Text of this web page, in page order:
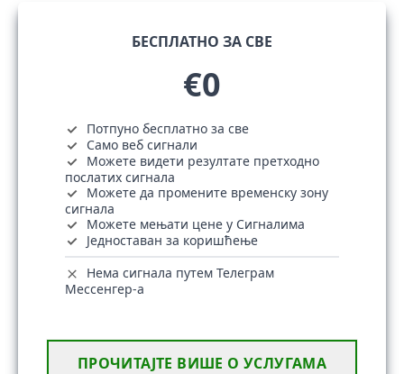
БЕСПЛАТНО ЗА СВЕ
€0
Потпуно бесплатно за све
Само веб сигнали
Можете видети резултате претходно
послатих сигнала
Можете да промените временску зону
сигнала
Можете мењати цене у Сигналима
Једноставан за коришћење
Нема сигнала путем Телеграм
Мессенгер-а
ПРОЧИТАЈТЕ ВИШЕ О УСЛУГАМА